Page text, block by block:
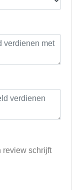
review schrijft